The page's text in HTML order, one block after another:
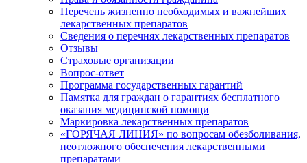
Перечень жизненно необходимых и важнейших
лекарственных препаратов
Сведения о перечнях лекарственных препаратов
Отзывы
Страховые организации
Вопрос-ответ
Программа государственных гарантий
Памятка для граждан о гарантиях бесплатного
оказания медицинской помощи
Маркировка лекарственных препаратов
«ГОРЯЧАЯ ЛИНИЯ» по вопросам обезболивания,
неотложного обеспечения лекарственными
препаратами